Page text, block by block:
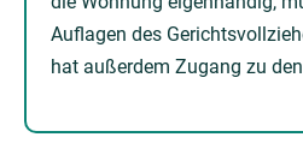
Auflagen des
hat außerdem Zugang zu